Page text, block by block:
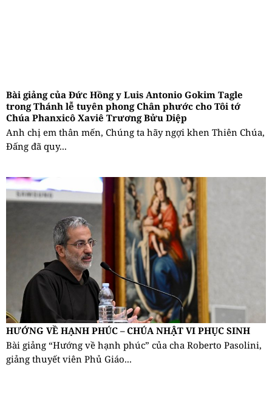
Bài giảng của Đức Hồng y Luis Antonio Gokim Tagle
trong Thánh lễ tuyên phong Chân phước cho Tôi tớ
Chúa Phanxicô Xaviê Trương Bửu Diệp
Anh chị em thân mến, Chúng ta hãy ngợi khen Thiên Chúa,
Đấng đã quy...
HƯỚNG VỀ HẠNH PHÚC – CHÚA NHẬT VI PHỤC SINH
Bài giảng “Hướng về hạnh phúc” của cha Roberto Pasolini,
giảng thuyết viên Phủ Giáo...